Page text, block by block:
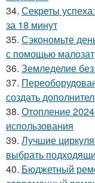
34. Секреты
за 18 минут
35. Сэкономьте
с помощью
36. Земледелие
37.
создать
38. Отопление
использования
39. Лучшие
выбрать
40. Бюджетный